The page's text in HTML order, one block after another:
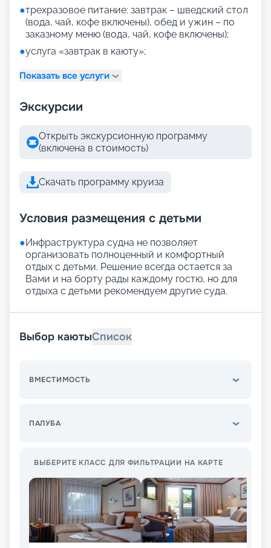
●трехразовое питание: завтрак – шведский стол
(вода, чай, кофе включены), обед и ужин – по
заказному меню (вода, чай, кофе включены);
●услуга «завтрак в каюту»;
Показать все услуги
Экскурсии
Открыть экскурсионную программу
(включена в стоимость)
Скачать программу круиза
Условия размещения с детьми
●Инфраструктура судна не позволяет
организовать полноценный и комфортный
отдых с детьми. Решение всегда остается за
Вами и на борту рады каждому гостю, но для
отдыха с детьми рекомендуем другие суда.
Выбор каютыСписок
ВМЕСТИМОСТЬ
ПАЛУБА
ВЫБЕРИТЕ КЛАСС ДЛЯ ФИЛЬТРАЦИИ НА КАРТЕ